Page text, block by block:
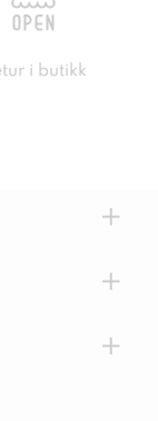
i butikk
+
+
+